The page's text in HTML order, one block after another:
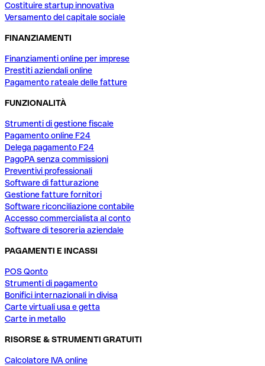
Costituire startup innovativa
Versamento del capitale sociale
FINANZIAMENTI
Finanziamenti online per imprese
Prestiti aziendali online
Pagamento rateale delle fatture
FUNZIONALITÀ
Strumenti di gestione fiscale
Pagamento online F24
Delega pagamento F24
PagoPA senza commissioni
Preventivi professionali
Software di fatturazione
Gestione fatture fornitori
Software riconciliazione contabile
Accesso commercialista al conto
Software di tesoreria aziendale
PAGAMENTI E INCASSI
POS Qonto
Strumenti di pagamento
Bonifici internazionali in divisa
Carte virtuali usa e getta
Carte in metallo
RISORSE & STRUMENTI GRATUITI
Calcolatore IVA online